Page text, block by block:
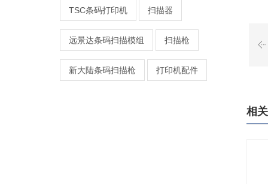
TSC条码打印机 扫描器
远景达条码扫描模组 扫描枪
新大陆条码扫描枪 打印机配件
相